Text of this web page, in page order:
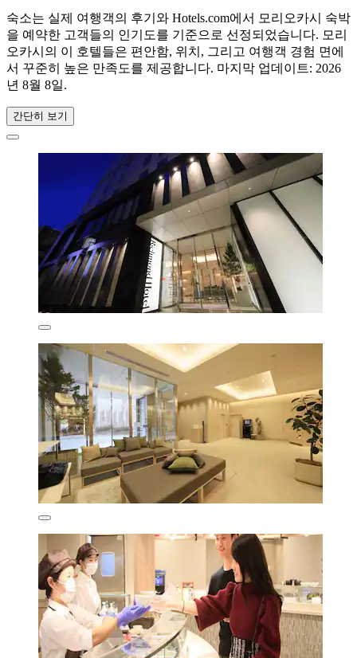
숙소는 실제 여행객의 후기와 Hotels.com에서 모리오카시 숙박
을 예약한 고객들의 인기도를 기준으로 선정되었습니다. 모리
오카시의 이 호텔들은 편안함, 위치, 그리고 여행객 경험 면에
서 꾸준히 높은 만족도를 제공합니다. 마지막 업데이트: 2026
년 8월 8일.
간단히 보기